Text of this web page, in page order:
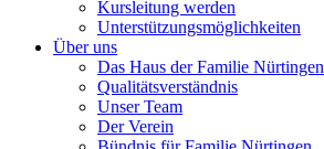
Kursleitung werden
Unterstützungsmöglichkeiten
Über uns
Das Haus der Familie Nürtingen
Qualitätsverständnis
Unser Team
Der Verein